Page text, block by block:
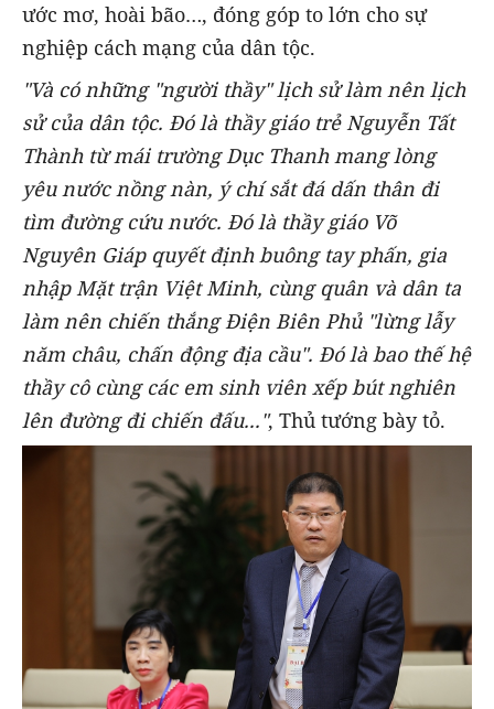
ước mơ, hoài bão…, đóng góp to lớn cho sự
nghiệp cách mạng của dân tộc.
"Và có những "người thầy" lịch sử làm nên lịch
sử của dân tộc. Đó là thầy giáo trẻ Nguyễn Tất
Thành từ mái trường Dục Thanh mang lòng
yêu nước nồng nàn, ý chí sắt đá dấn thân đi
tìm đường cứu nước. Đó là thầy giáo Võ
Nguyên Giáp quyết định buông tay phấn, gia
nhập Mặt trận Việt Minh, cùng quân và dân ta
làm nên chiến thắng Điện Biên Phủ "lừng lẫy
năm châu, chấn động địa cầu". Đó là bao thế hệ
thầy cô cùng các em sinh viên xếp bút nghiên
lên đường đi chiến đấu...", Thủ tướng bày tỏ.